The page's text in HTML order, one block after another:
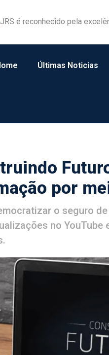
JRS é reconhecido pela
Últimas Noticias
por
o seguro
no